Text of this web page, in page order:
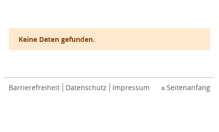
Keine Daten gefunden.
Barrierefreiheit Datenschutz Impressum Seitenanfang